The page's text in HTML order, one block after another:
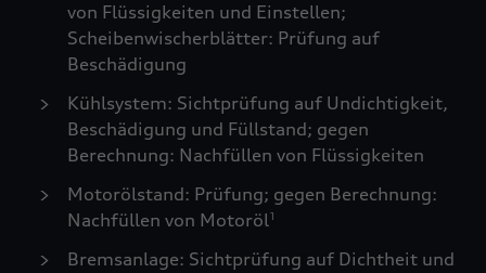
von Flüssigkeiten und Einstellen;
Scheibenwischerblätter: Prüfung auf
Beschädigung
Kühlsystem: Sichtprüfung auf Undichtigkeit,
Beschädigung und Füllstand; gegen
Berechnung: Nachfüllen von Flüssigkeiten
Motorölstand: Prüfung; gegen Berechnung:
Nachfüllen von Motoröl1
Bremsanlage: Sichtprüfung auf Dichtheit und